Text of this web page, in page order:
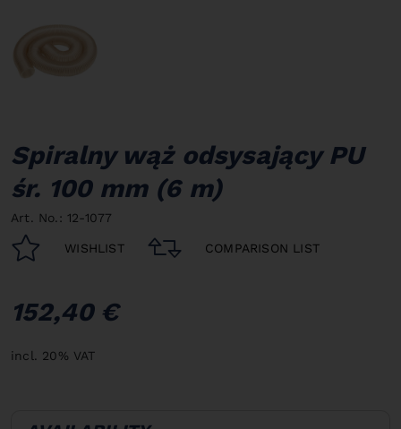
Spiralny wąż odsysający PU
śr. 100 mm (6 m)
Art. No.: 12-1077
WISHLIST COMPARISON LIST
152,40 €
incl. 20% VAT